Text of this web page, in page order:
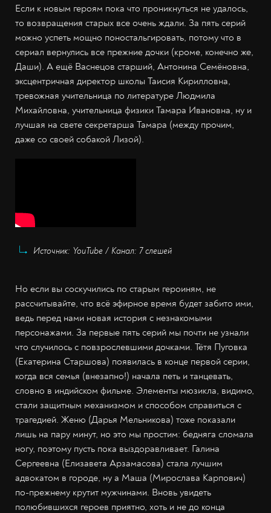
Если к новым героям пока что проникнуться не удалось,
то возвращения старых все очень ждали. За пять серий
можно успеть мощно поностальгировать, потому что в
сериал вернулись все прежние дочки (кроме, конечно же,
Даши). А ещё Васнецов старший, Антонина Семёновна,
эксцентричная директор школы Таисия Кирилловна,
тревожная учительница по литературе Людмила
Михайловна, учительница физики Тамара Ивановна, ну и
лучшая на свете секретарша Тамара (между прочим,
даже со своей собакой Лизой).
Источник: YouTube / Канал: 7 слешей
Но если вы соскучились по старым героиням, не
рассчитывайте, что всё эфирное время будет забито ими,
ведь перед нами новая история с незнакомыми
персонажами. За первые пять серий мы почти не узнали
что случилось с повзрослевшими дочками. Тётя Пуговка
(Екатерина Старшова) появилась в конце первой серии,
когда вся семья (внезапно!) начала петь и танцевать,
словно в индийском фильме. Элементы мюзикла, видимо,
стали защитным механизмом и способом справиться с
трагедией. Женю (Дарья Мельникова) тоже показали
лишь на пару минут, но это мы простим: бедняга сломала
ногу, поэтому пусть пока выздоравливает. Галина
Сергеевна (Елизавета Арзамасова) стала лучшим
адвокатом в городе, ну а Маша (Мирослава Карпович)
по-прежнему крутит мужчинами. Вновь увидеть
полюбившихся героев приятно, хоть и не до конца